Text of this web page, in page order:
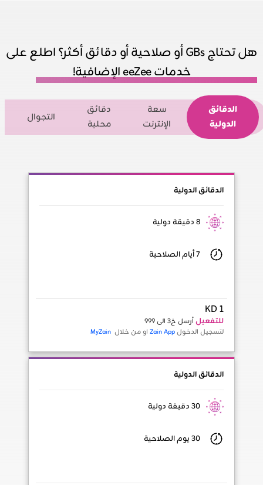
هل تحتاج GBs أو صلاحية أو دقائق أكثر؟ اطلع على
خدمات eeZee الإضافية!
الدقائق
الدولية
سعة
الإنترنت
دقائق
محلية
التجوال
الدقائق الدولية
8 دقيقة دولية
7 أيام الصلاحية
KD 1
للتفعيلأرسل خ3 الى 999
لتسجيل الدخولZain Appاو من خلال MyZain
الدقائق الدولية
30 دقيقة دولية
30 يوم الصلاحية